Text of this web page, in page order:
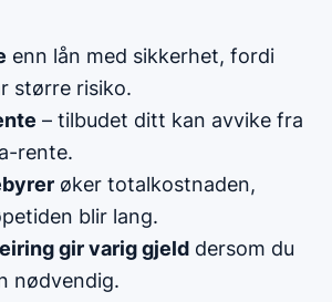
enn lån med sikkerhet, fordi
større risiko.
– tilbudet ditt kan avvike fra
rente.
øker totalkostnaden,
blir lang.
gir varig gjeld dersom du
nødvendig.